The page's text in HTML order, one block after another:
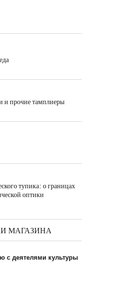
и прочие тамплиеры
тупика: о границах
оптики
МАГАЗИНА
с деятелями культуры